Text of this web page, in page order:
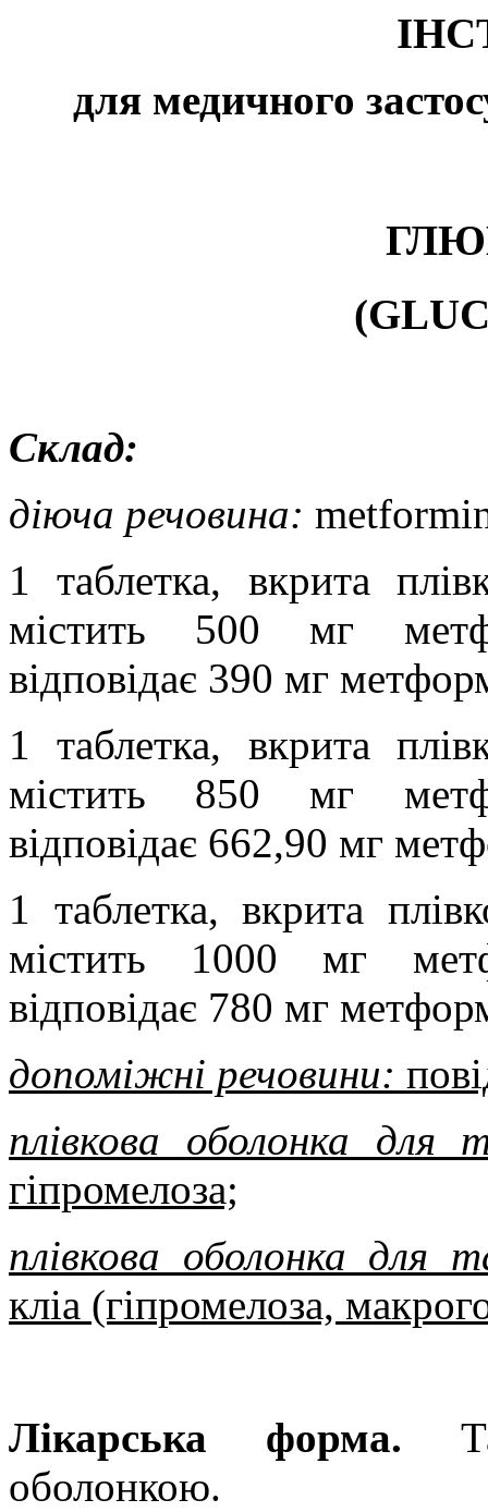
для медичного
Склад:
діюча речовина:
1 таблетка, вкрита
містить 500 мг
відповідає 390 мг
1 таблетка, вкрита
містить 850 мг
відповідає 662,90 мг
1 таблетка, вкрита
містить 1000 мг
відповідає 780 мг
допоміжні речовини:
плівкова оболонка
гіпромелоза;
плівкова оболонка для
кліа (гіпромелоза,
Лікарська форма.
оболонкою.